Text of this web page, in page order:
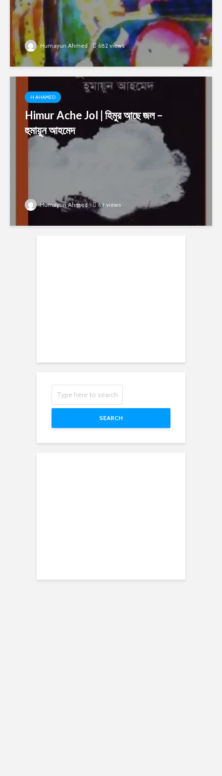
Humayun Ahmed 682 views
H AHAMED
Himur Ache Jol | হিমুর আছে জল –
হুমায়ূন আহমেদ
Humayun Ahmed 69 views
SEARCH